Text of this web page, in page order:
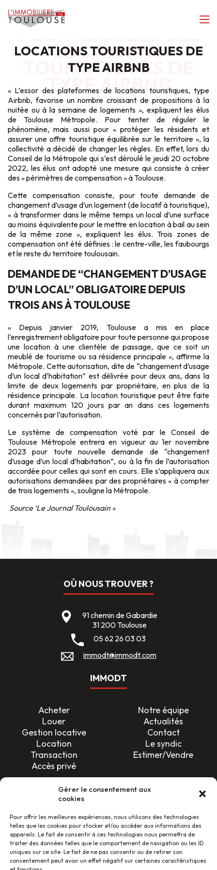
Gérer le consentement aux
cookies
Pour offrir les meilleures expériences, nous utilisons des technologies
telles que les cookies pour stocker et/ou accéder aux informations des
appareils. Le fait de consentir à ces technologies nous permettra de
traiter des données telles que le comportement de navigation ou les ID
uniques sur ce site. Le fait de ne pas consentir ou de retirer son
consentement peut avoir un effet négatif sur certaines caractéristiques
À TOULOUSE, LES RÈGLES
LOCATIONS TOURISTIQUES DE
TYPE AIRBNB
RÈGLES CHANGENT
POUR RÉGULER LES
LOCATIONS
TOURISTIQUES DE
TYPE AIRBNB
« L’essor desplateformes de locations touristiques, type
Airbnb, favorise un nombre croissant de propositions à la
nuitée ou à la semaine de logements », expliquent les élus
de Toulouse Métropole. Pour tenter de réguler le
phénomène, mais aussi pour « protéger les résidents et
assurer une offre touristique équilibrée sur le territoire », la
collectivité a décidé de changer les règles. En effet, lors du
Conseil de la Métropole qui s’est déroulé le jeudi 20 octobre
2022, les élus ont adopté une mesure qui consiste à créer
des « périmètres de compensation » à Toulouse.
Cette compensation consiste, pour toute demande de
changement d’usage d’un logement (de locatif à touristique),
« à transformer dans le même temps un local d’une surface
au moins équivalente pour le mettre en location à bail au sein
de la même zone », expliquent les élus. Trois zones de
compensation ont été définies : le centre-ville, les faubourgs
et le reste du territoire toulousain.
DEMANDE DE “CHANGEMENT D’USAGE
D’UN LOCAL” OBLIGATOIRE DEPUIS
TROIS ANS À TOULOUSE
« Depuis janvier 2019, Toulouse a mis en place
l’enregistrement obligatoire pour toute personne qui propose
une location à une clientèle de passage, que ce soit un
meublé de tourisme ou sa résidence principale », affirme la
Métropole. Cette autorisation, dite de “changement d’usage
d’un local d’habitation” est délivrée pour deux ans, dans la
limite de deux logements par propriétaire, en plus de la
résidence principale. La location touristique peut être faite
durant maximum 120 jours par an dans ces logements
concernés par l’autorisation.
Le système de compensation voté par le Conseil de
Toulouse Métropole entrera en vigueur au 1er novembre
2023 pour toute nouvelle demande de “changement
d’usage d’un local d’habitation”, ou à la fin de l’autorisation
accordée pour celles qui sont en cours. Elle s’appliquera aux
autorisations demandées par des propriétaires « à compter
de trois logements », souligne la Métropole.
Source ‘Le Journal Toulousain »
OÙ NOUS TROUVER ?
91 chemin de Gabardie
31 200 Toulouse
05 62 26 03 03
immodt@immodt.com
IMMODT
Acheter
Notre équipe
Louer
Actualités
Gestion locative
Contact
Location
Le syndic
Transaction
Estimer/Vendre
Accès privé
SUIVEZ-NOUS !
LES AVIS CLIENTS